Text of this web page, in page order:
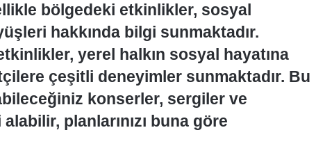
bölgedeki etkinlikler, sosyal
hakkında bilgi sunmaktadır.
yerel halkın sosyal hayatına
çeşitli deneyimler sunmaktadır. Bu
konserler, sergiler ve
planlarınızı buna göre